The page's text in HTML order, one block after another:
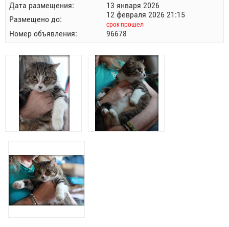
Дата размещения:
13 января 2026
Размещено до:
12 февраля 2026 21:15
срок прошел
Номер объявления: 96678